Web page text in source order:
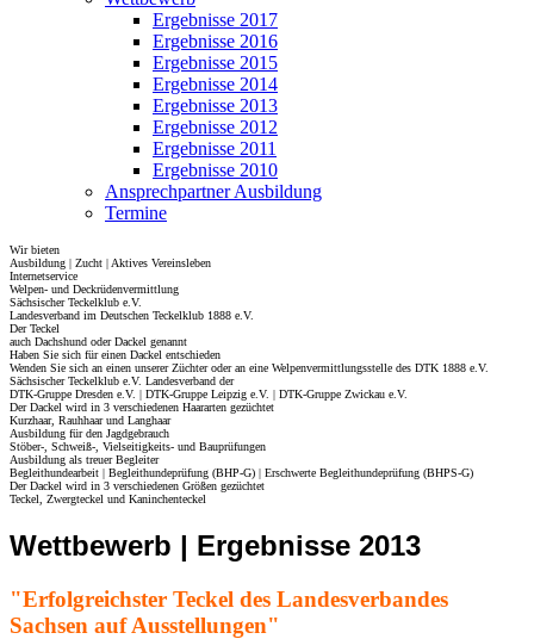
Ergebnisse 2017
Ergebnisse 2016
Ergebnisse 2015
Ergebnisse 2014
Ergebnisse 2013
Ergebnisse 2012
Ergebnisse 2011
Ergebnisse 2010
Ansprechpartner Ausbildung
Termine
Wir bieten
Ausbildung | Zucht | Aktives Vereinsleben
Internetservice
Welpen- und Deckrüdenvermittlung
Sächsischer Teckelklub e.V.
Landesverband im Deutschen Teckelklub 1888 e.V.
Der Teckel
auch Dachshund oder Dackel genannt
Haben Sie sich für einen Dackel entschieden
Wenden Sie sich an einen unserer Züchter oder an eine Welpenvermittlungsstelle des DTK 1888 e.V.
Sächsischer Teckelklub e.V. Landesverband der
DTK-Gruppe Dresden e.V. | DTK-Gruppe Leipzig e.V. | DTK-Gruppe Zwickau e.V.
Der Dackel wird in 3 verschiedenen Haararten gezüchtet
Kurzhaar, Rauhhaar und Langhaar
Ausbildung für den Jagdgebrauch
Stöber-, Schweiß-, Vielseitigkeits- und Bauprüfungen
Ausbildung als treuer Begleiter
Begleithundearbeit | Begleithundeprüfung (BHP-G) | Erschwerte Begleithundeprüfung (BHPS-G)
Der Dackel wird in 3 verschiedenen Größen gezüchtet
Teckel, Zwergteckel und Kaninchenteckel
Wettbewerb | Ergebnisse 2013
"Erfolgreichster Teckel des Landesverbandes
Sachsen auf Ausstellungen"